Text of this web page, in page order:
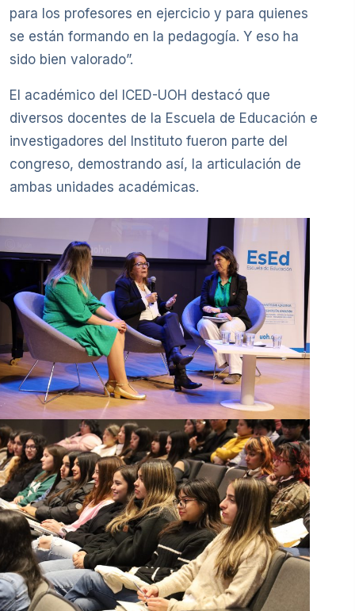
para los profesores en ejercicio y para quienes
se están formando en la pedagogía. Y eso ha
sido bien valorado”.
El académico del ICED-UOH destacó que
diversos docentes de la Escuela de Educación e
investigadores del Instituto fueron parte del
congreso, demostrando así, la articulación de
ambas unidades académicas.